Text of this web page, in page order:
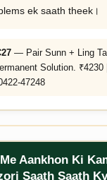
ek saath theek।
— Pair Sunn + Ling
Solution. ₹4230 |
47248
Aankhon Ki
Saath Saath